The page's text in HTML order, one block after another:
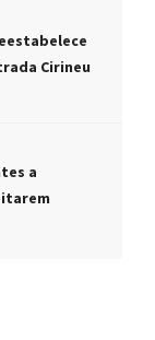
Cirineu
a